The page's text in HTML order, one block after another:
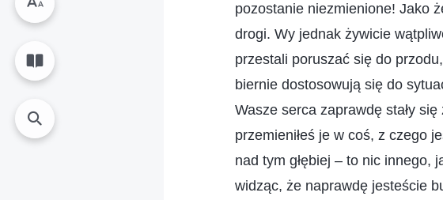
pozostanie niezmienione! Jako
drogi. Wy jednak żywicie
przestali poruszać się do
biernie dostosowują się do
Wasze serca zaprawdę stały
przemieniłeś je w coś, z czego
nad tym głębiej – to nic innego,
widząc, że naprawdę jesteście